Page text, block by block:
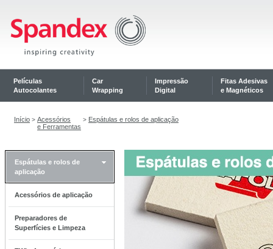
Películas
Autocolantes
Car
Wrapping
Impressão
Digital
Fitas Adesivas
e Magnéticos
Início > Acessórios
e Ferramentas
> Espátulas e rolos de aplicação
Espátulas e rolos de
aplicação
Acessórios de aplicação
Preparadores de
Superfícies e Limpeza